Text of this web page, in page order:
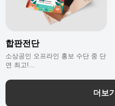
합판전단
소상공인 오프라인 홍보 수단 중 단
연 최고!
볼 수 있는 합판 전단이에요.
더보기